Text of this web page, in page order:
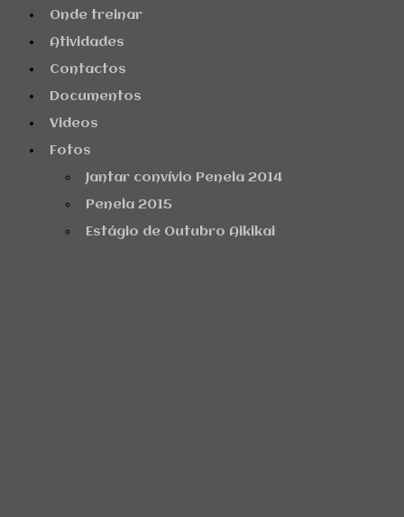
Onde treinar
Atividades
Contactos
Documentos
Videos
Fotos
Jantar convívio Penela 2014
Penela 2015
Estágio de Outubro Aikikai